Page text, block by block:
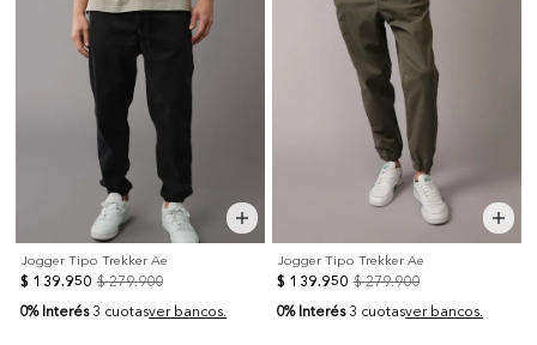
Jogger Tipo Trekker Ae
$ 139.950 $ 279.900
0% Interés 3 cuotasver bancos.
Jogger Tipo Trekker Ae
$ 139.950 $ 279.900
0% Interés 3 cuotasver bancos.